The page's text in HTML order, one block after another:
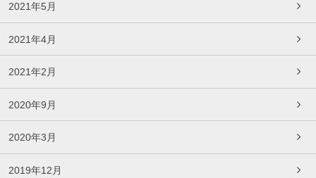
2021年5月
2021年4月
2021年2月
2020年9月
2020年3月
2019年12月